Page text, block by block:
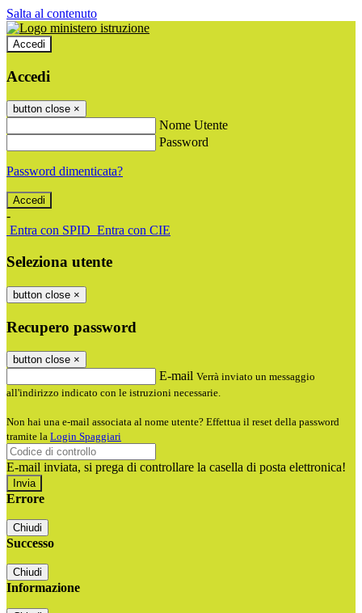
Salta al contenuto
Accedi
Accedi
button close ×
Nome Utente
Password
Password dimenticata?
-
Entra con SPID Entra con CIE
Seleziona utente
button close ×
Recupero password
button close ×
E-mail Verrà inviato un messaggio
all'indirizzo indicato con le istruzioni necessarie.
Non hai una e-mail associata al nome utente? Effettua il reset della password
tramite la Login Spaggiari
E-mail inviata, si prega di controllare la casella di posta elettronica!
Errore
Chiudi
Successo
Chiudi
Informazione